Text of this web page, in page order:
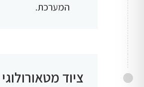
המערכת.
ציוד